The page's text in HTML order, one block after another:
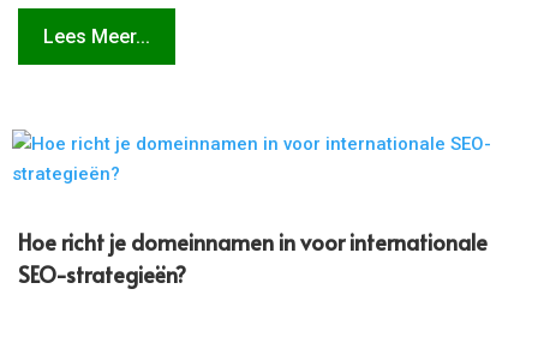
Lees Meer...
Hoe richt je domeinnamen in voor internationale
SEO-strategieën?